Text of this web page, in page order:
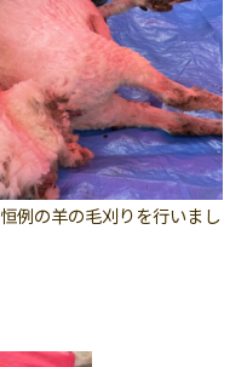
例の羊の毛刈りを行いまし